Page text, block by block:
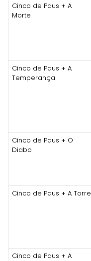
Cinco de Paus + A
Morte
Cinco de Paus + A
Temperança
Cinco de Paus + O
Diabo
Cinco de Paus + A Torre
Cinco de Paus + A